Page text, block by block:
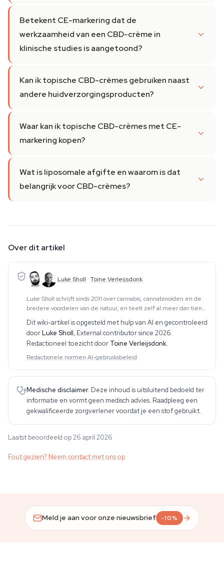
Betekent CE-markering dat de
werkzaamheid van een CBD-crème in
klinische studies is aangetoond?
Kan ik topische CBD-crèmes gebruiken naast
andere huidverzorgingsproducten?
Waar kan ik topische CBD-crèmes met CE-
markering kopen?
Wat is liposomale afgifte en waarom is dat
belangrijk voor CBD-crèmes?
Over dit artikel
Luke Sholl · Toine Verleijsdonk
Luke Sholl schrijft sinds 2011 over cannabis, cannabinoïden en de
bredere voordelen van de natuur, en teelt zelf al meer dan tien
die de volledige cyclus
Dit wiki-artikel is opgesteld met hulp van AI en gecontroleerd
doorLuke Sholl, External contributor since 2026.
Redactioneel toezicht door Toine Verleijsdonk.
Redactionele normen·AI-gebruiksbeleid
Medische disclaimer. Deze inhoud is uitsluitend bedoeld ter
informatie en vormt geen medisch advies. Raadpleeg een
gekwalificeerde zorgverlener voordat je een stof gebruikt.
Laatst beoordeeld op 26 april 2026
Fout gezien? Neem contact met ons op
Meld je aan voor onze nieuwsbrief -10%